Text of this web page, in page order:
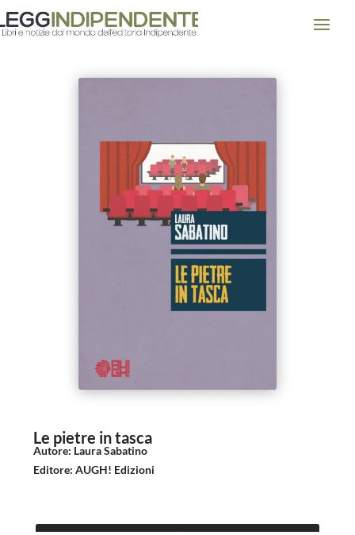
Le pietre in tasca
Autore: Laura Sabatino
Editore:AUGH! Edizioni